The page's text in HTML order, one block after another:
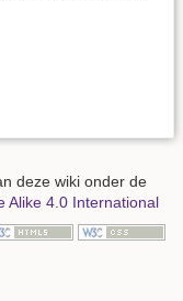
deze wiki onder de
Alike 4.0 International